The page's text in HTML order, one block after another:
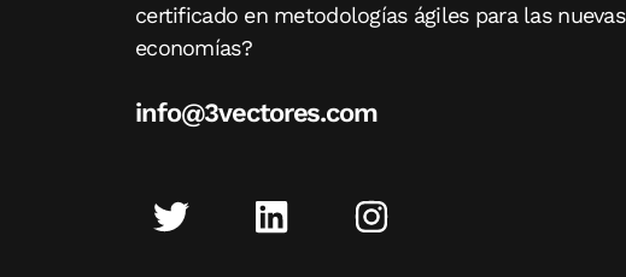
certificado en metodologías ágiles para las nuevas
economías?
info@3vectores.com